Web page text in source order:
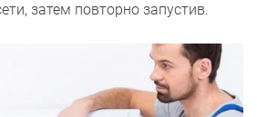
затем повторно запустив.